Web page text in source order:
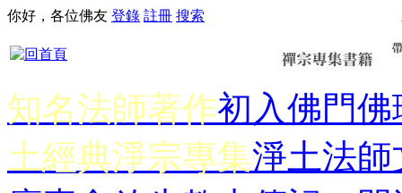
你好，各位佛友 登錄 註冊 搜索
知名法師著作初入佛門佛
土經典淨宗專集淨土法師